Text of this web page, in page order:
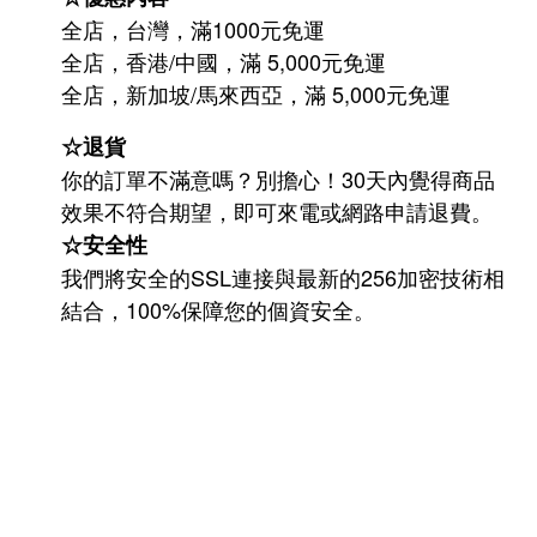
全店，台灣，滿1000元免運
全店，香港/中國，滿 5,000元免運
全店，新加坡/馬來西亞，滿 5,000元免運
☆退貨
你的訂單不滿意嗎？別擔心！30天內覺得商品
效果不符合期望，即可來電或網路申請退費。
☆安全性
我們將安全的SSL連接與最新的256加密技術相
結合，100%保障您的個資安全。